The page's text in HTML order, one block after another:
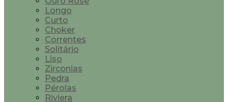
Longo
Curto
Choker
Correntes
Solitário
Liso
Zirconias
Pedra
Pérolas
Riviera